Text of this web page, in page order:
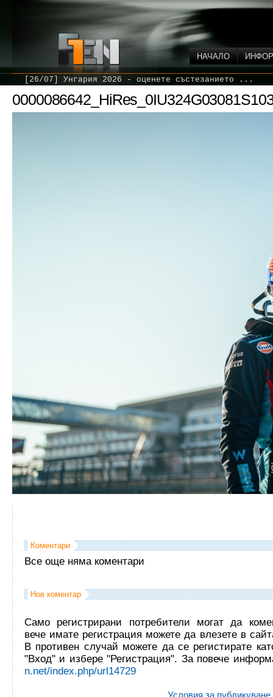
НАЧАЛО
[26/07] Унгария 2026 - оценете състезанието ...
Коментари
Все още няма коментари
Нов коментар
Само регистрирани потребители могат да
вече имате регистрация можете да влезете в
В противен случай можете да се регистирате
"Вход" и избере "Регистрация". За повече
n.net/index.php/url14729
Условия за